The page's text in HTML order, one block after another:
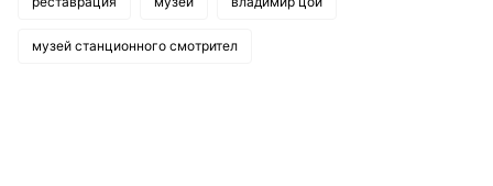
музей станционного смотрител